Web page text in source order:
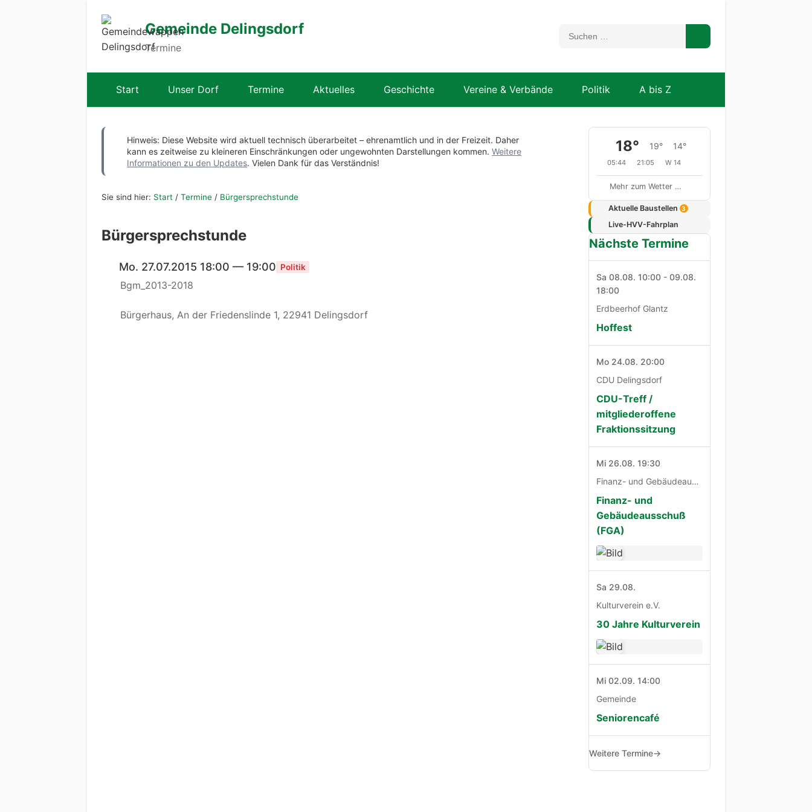
Gemeinde Delingsdorf
Termine
Start Unser Dorf Termine Aktuelles Geschichte Vereine & Verbände Politik A bis Z
Hinweis: Diese Website wird aktuell technisch überarbeitet – ehrenamtlich und in der Freizeit. Daher
kann es zeitweise zu kleineren Einschränkungen oder ungewohnten Darstellungen kommen. Weitere
Informationen zu den Updates. Vielen Dank für das Verständnis!
Sie sind hier: Start / Termine / Bürgersprechstunde
Bürgersprechstunde
Mo. 27.07.2015 18:00 — 19:00 Politik
Bgm_2013-2018
Bürgerhaus, An der Friedenslinde 1, 22941 Delingsdorf
18° 19° 14°
05:44 21:05 W 14
Mehr zum Wetter …
Aktuelle Baustellen 3
Live-HVV-Fahrplan
Nächste Termine
Sa 08.08. 10:00 - 09.08.
18:00
Erdbeerhof Glantz
Hoffest
Mo 24.08. 20:00
CDU Delingsdorf
CDU-Treff /
mitgliederoffene
Fraktionssitzung
Mi 26.08. 19:30
Finanz- und Gebäudeausschuß
Finanz- und
Gebäudeausschuß
(FGA)
Sa 29.08.
Kulturverein e.V.
30 Jahre Kulturverein
Mi 02.09. 14:00
Gemeinde
Seniorencafé
Weitere Termine→